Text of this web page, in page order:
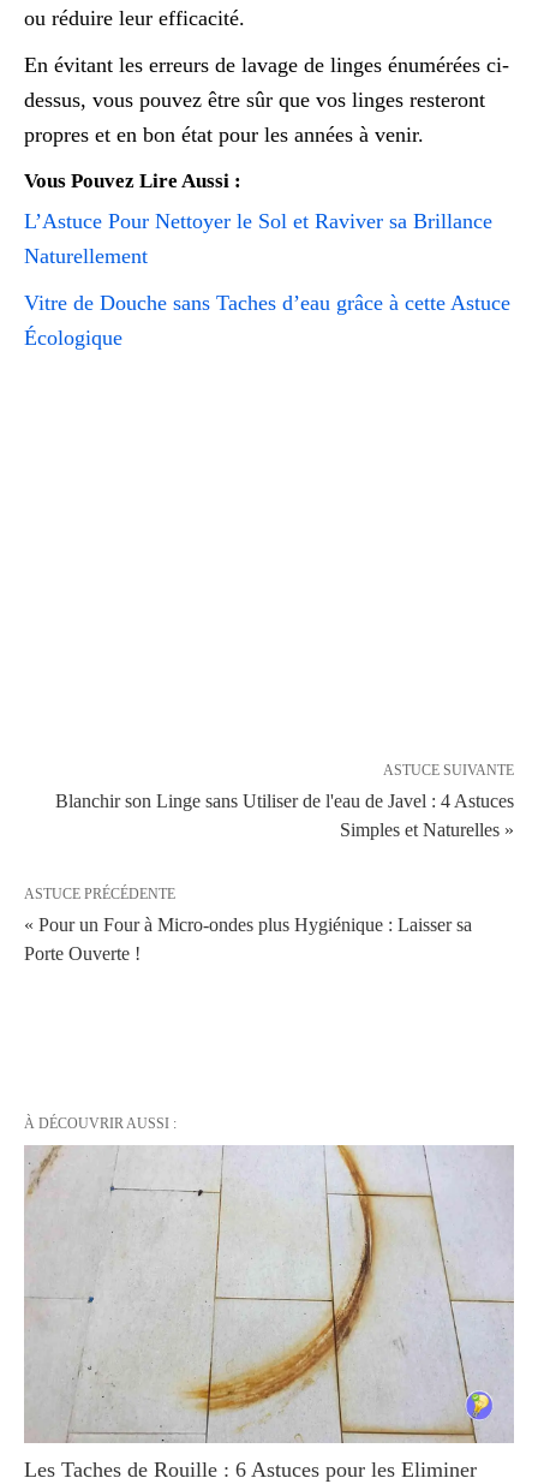
ou réduire leur efficacité.
En évitant les erreurs de lavage de linges énumérées ci-
dessus, vous pouvez être sûr que vos linges resteront
propres et en bon état pour les années à venir.
Vous Pouvez Lire Aussi :
L’Astuce Pour Nettoyer le Sol et Raviver sa Brillance
Naturellement
Vitre de Douche sans Taches d’eau grâce à cette Astuce
Écologique
ASTUCE SUIVANTE
Blanchir son Linge sans Utiliser de l'eau de Javel : 4 Astuces
Simples et Naturelles »
ASTUCE PRÉCÉDENTE
« Pour un Four à Micro-ondes plus Hygiénique : Laisser sa
Porte Ouverte !
À DÉCOUVRIR AUSSI :
Les Taches de Rouille : 6 Astuces pour les Eliminer